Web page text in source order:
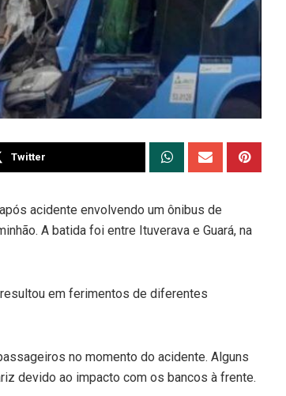
Twitter
acidente envolvendo um ônibus de
A batida foi entre Ituverava e Guará, na
em ferimentos de diferentes
no momento do acidente. Alguns
devido ao impacto com os bancos à frente.